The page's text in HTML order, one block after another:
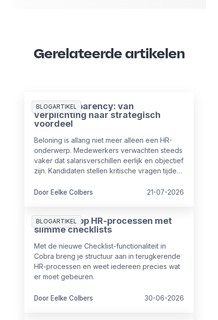
Gerelateerde artikelen
BLOGARTIKEL
Pay Transparency: van
verplichting naar strategisch
voordeel
Beloning is allang niet meer alleen een HR-
onderwerp. Medewerkers verwachten steeds
vaker dat salarisverschillen eerlijk en objectief
zijn. Kandidaten stellen kritische vragen tijdens
nemen de eisen rondom transparantie toe.
Door Eelke Colbers 21-07-2026
BLOGARTIKEL
Meer grip op HR-processen met
slimme checklists
Met de nieuwe Checklist-functionaliteit in
Cobra breng je structuur aan in terugkerende
HR-processen en weet iedereen precies wat
er moet gebeuren.
Door Eelke Colbers 30-06-2026